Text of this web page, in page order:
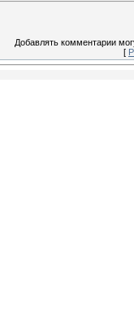
Добавлять комментарии
[